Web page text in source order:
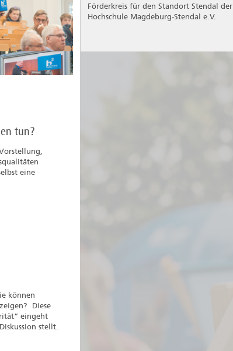
tun?
eine
können
Diese
eingeht
stellt.
Förderkreis für den Standort Stendal der
Hochschule Magdeburg-Stendal e.V.